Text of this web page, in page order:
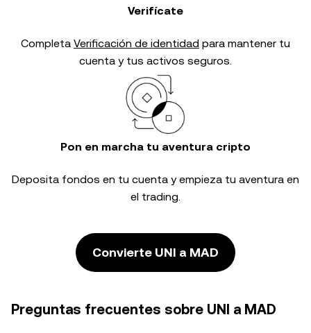
Verifícate
Completa Verificación de identidad para mantener tu
cuenta y tus activos seguros.
Pon en marcha tu aventura cripto
Deposita fondos en tu cuenta y empieza tu aventura en
el trading.
Convierte UNI a MAD
Preguntas frecuentes sobre UNI a MAD